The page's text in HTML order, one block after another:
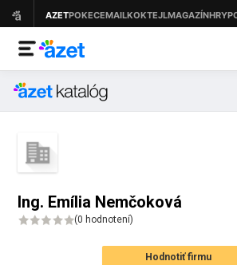
Ing. Emília Nemčoková
(0 hodnotení)
Hodnotiť firmu